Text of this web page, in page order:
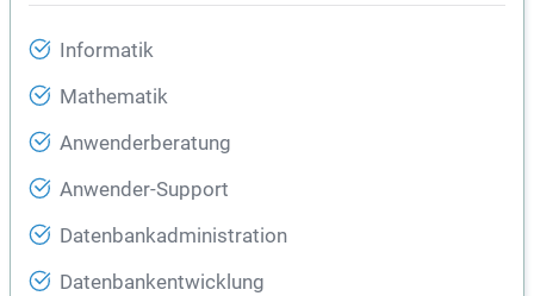
Informatik
Mathematik
Anwenderberatung
Anwender-Support
Datenbankadministration
Datenbankentwicklung